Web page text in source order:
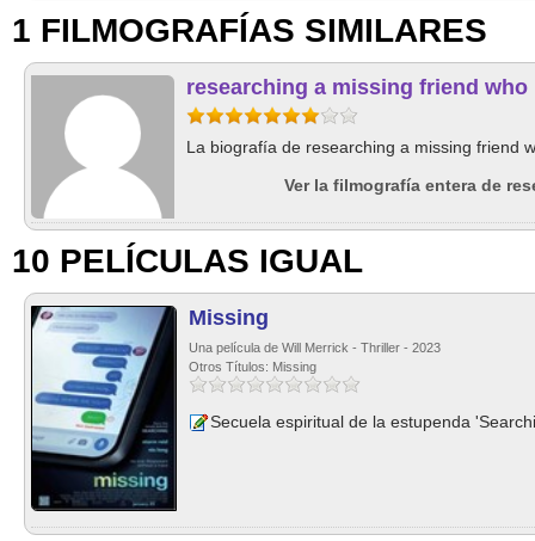
1 FILMOGRAFÍAS SIMILARES
researching a missing friend who
La biografía de researching a missing friend
Ver la filmografía entera de
10 PELÍCULAS IGUAL
Missing
Una película de Will Merrick - Thriller - 2023
Otros Títulos: Missing
Secuela espiritual de la estupenda